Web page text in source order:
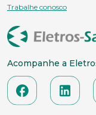
Trabalhe conosco
Acompanhe a